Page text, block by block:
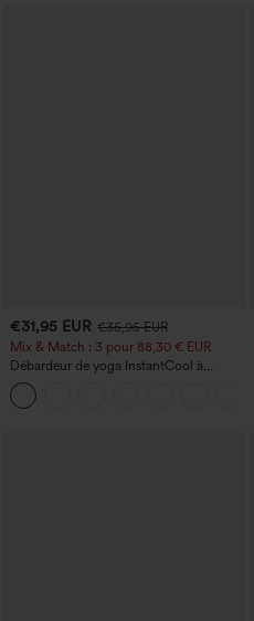
€31,95 EUR €35,95 EUR
Mix & Match : 3 pour 88,30 € EUR
Débardeur de yoga InstantCool à
encolure en U et ourlet arrondi –
UPF50+